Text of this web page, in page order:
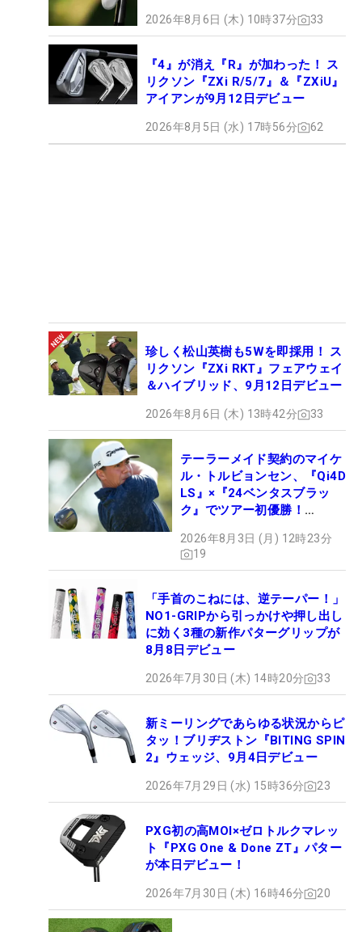
2026年8月6日 (木) 10時37分 33
『4』が消え『R』が加わった！ ス
リクソン『ZXi R/5/7』＆『ZXiU』
アイアンが9月12日デビュー
2026年8月5日 (水) 17時56分 62
珍しく松山英樹も5Wを即採用！ ス
リクソン『ZXi RKT』フェアウェイ
＆ハイブリッド、9月12日デビュー
2026年8月6日 (木) 13時42分 33
テーラーメイド契約のマイケ
ル・トルビョンセン、『Qi4D
LS』×『24ベンタスブラッ
ク』でツアー初優勝！
2026年8月3日 (月) 12時23分
19
「手首のこねには、逆テーパー！」
NO1-GRIPから引っかけや押し出し
に効く3種の新作パターグリップが
8月8日デビュー
2026年7月30日 (木) 14時20分 33
新ミーリングであらゆる状況からピ
タッ！ブリヂストン『BITING SPIN
2』ウェッジ、9月4日デビュー
2026年7月29日 (水) 15時36分 23
PXG初の高MOI×ゼロトルクマレッ
ト『PXG One & Done ZT』パター
が本日デビュー！
2026年7月30日 (木) 16時46分 20